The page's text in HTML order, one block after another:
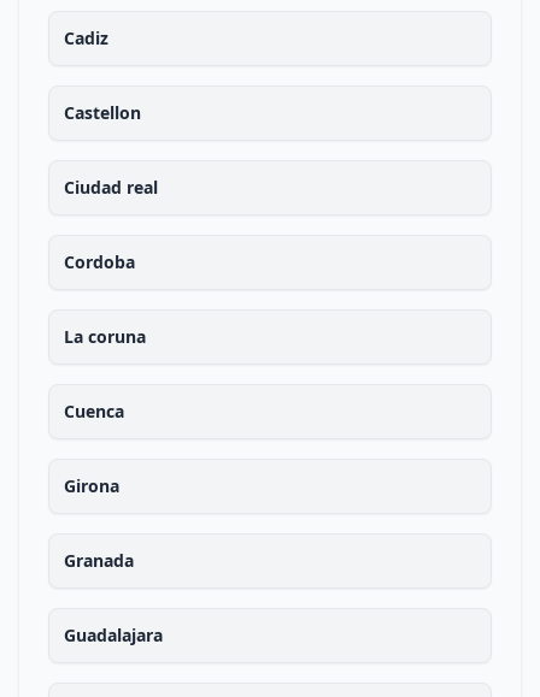
Cadiz
Castellon
Ciudad real
Cordoba
La coruna
Cuenca
Girona
Granada
Guadalajara